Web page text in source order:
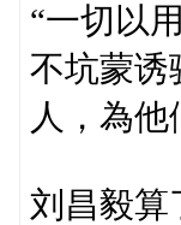
“一切以
不坑蒙诱
人，為
刘昌毅算